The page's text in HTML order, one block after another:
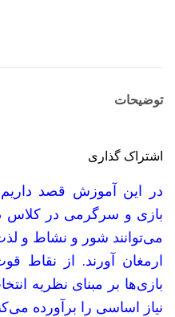
توضیحات
اشتراک گذاری
در این آموزش قصد
بازی و سرگرمی در کلاس
می‌توانند شور و نشاط و
ارمغان آورند. از نقاط
بازی‌ها بر مبنای نظریه
نیاز اساسی را برآورده